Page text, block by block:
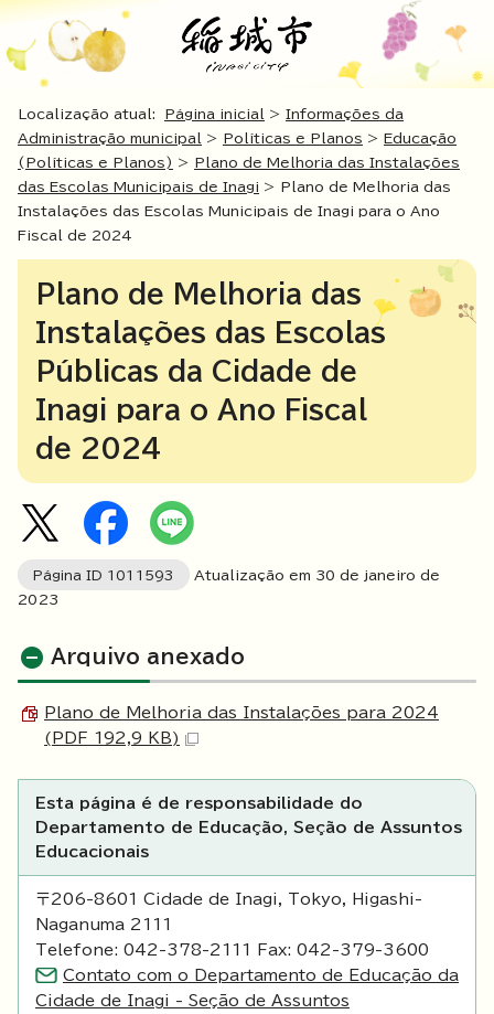
Localização atual: Página inicial > Informações da
Administração municipal
> Políticas e Planos > Educação
(Políticas e Planos) >
Plano de Melhoria das Instalações
das Escolas Municipais de Inagi > Plano de Melhoria das
Instalações das Escolas Municipais de Inagi para o Ano
Fiscal de 2024
Plano de Melhoria das
Instalações das Escolas
Públicas da Cidade de
Inagi para o Ano Fiscal
de 2024
Página ID 1011593 Atualização em 30 de janeiro de
2023
Arquivo anexado
Plano de Melhoria das Instalações para 2024
(PDF 192,9 KB)
Esta página é de responsabilidade do
Departamento de Educação, Seção de Assuntos
Educacionais
〒206-8601 Cidade de Inagi, Tokyo, Higashi-
Naganuma 2111
Telefone: 042-378-2111 Fax: 042-379-3600
Contato com o Departamento de Educação da
Cidade de Inagi - Seção de Assuntos